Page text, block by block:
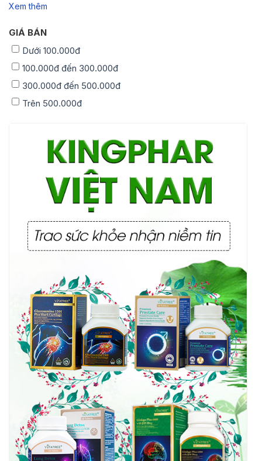
Xem thêm
GIÁ BÁN
Dưới 100.000đ
100.000đ đến 300.000đ
300.000đ đến 500.000đ
Trên 500.000đ